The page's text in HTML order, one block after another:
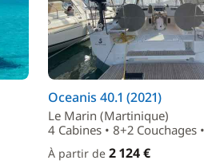
Oceanis 40.1 (2021)
Le Marin (Martinique)
4 Cabines • 8+2 Couchages
À partir de 2 124 €